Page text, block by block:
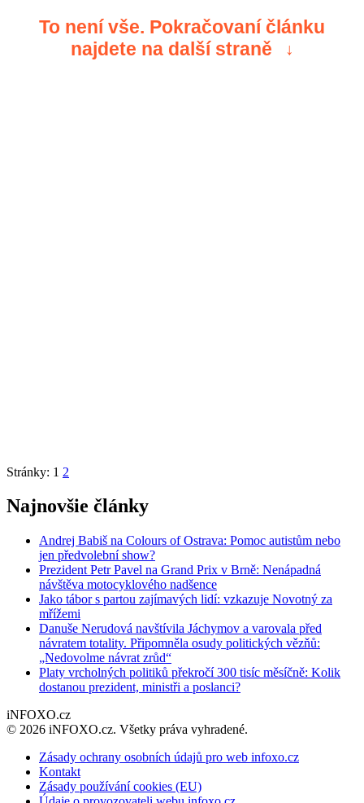
To není vše. Pokračovaní článku
najdete na další straně
↓
Stránky: 1 2
Najnovšie články
Andrej Babiš na Colours of Ostrava: Pomoc autistům nebo
jen předvolební show?
Prezident Petr Pavel na Grand Prix v Brně: Nenápadná
návštěva motocyklového nadšence
Jako tábor s partou zajímavých lidí: vzkazuje Novotný za
mřížemi
Danuše Nerudová navštívila Jáchymov a varovala před
návratem totality. Připomněla osudy politických vězňů:
„Nedovolme návrat zrůd“
Platy vrcholných politiků překročí 300 tisíc měsíčně: Kolik
dostanou prezident, ministři a poslanci?
iNFOXO.cz
© 2026 iNFOXO.cz. Všetky práva vyhradené.
Zásady ochrany osobních údajů pro web infoxo.cz
Kontakt
Zásady používání cookies (EU)